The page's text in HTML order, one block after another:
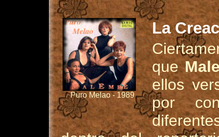
Puro Melao - 1989
La
que
ellos
por